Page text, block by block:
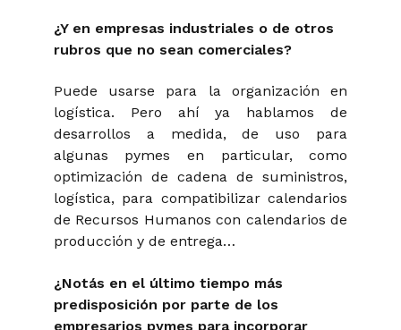
¿Y en empresas industriales o de otros
rubros que no sean comerciales?
Puede usarse para la organización en
logística. Pero ahí ya hablamos de
desarrollos a medida, de uso para
algunas pymes en particular, como
optimización de cadena de suministros,
logística, para compatibilizar calendarios
de Recursos Humanos con calendarios de
producción y de entrega…
¿Notás en el último tiempo más
predisposición por parte de los
empresarios pymes para incorporar